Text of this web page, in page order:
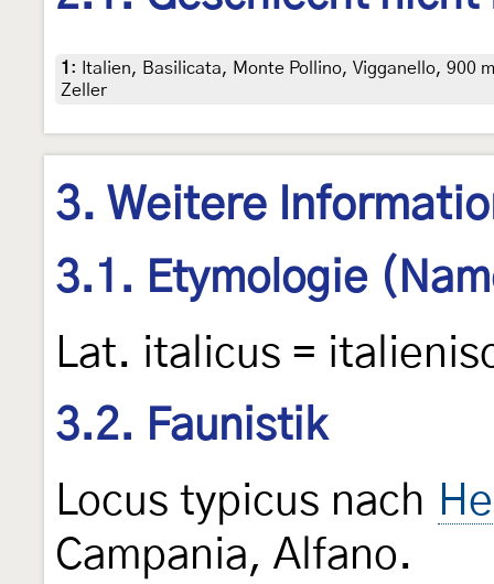
1 :
Italien, Basilicata, Monte Pollino, Vigganello, 900
Zeller
3. Weitere
3.1. Etymologie
Lat. italicus =
3.2. Faunistik
Locus typicus nach
Campania, Alfano.